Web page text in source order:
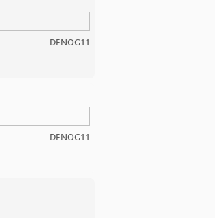
DENOG11
DENOG11